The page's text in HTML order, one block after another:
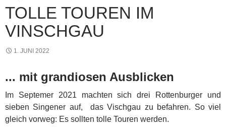
TOLLE TOUREN IM
VINSCHGAU
1. JUNI 2022
... mit grandiosen Ausblicken
Im Septemer 2021 machten sich drei Rottenburger und
sieben Singener auf, das Vischgau zu befahren. So viel
gleich vorweg: Es sollten tolle Touren werden.